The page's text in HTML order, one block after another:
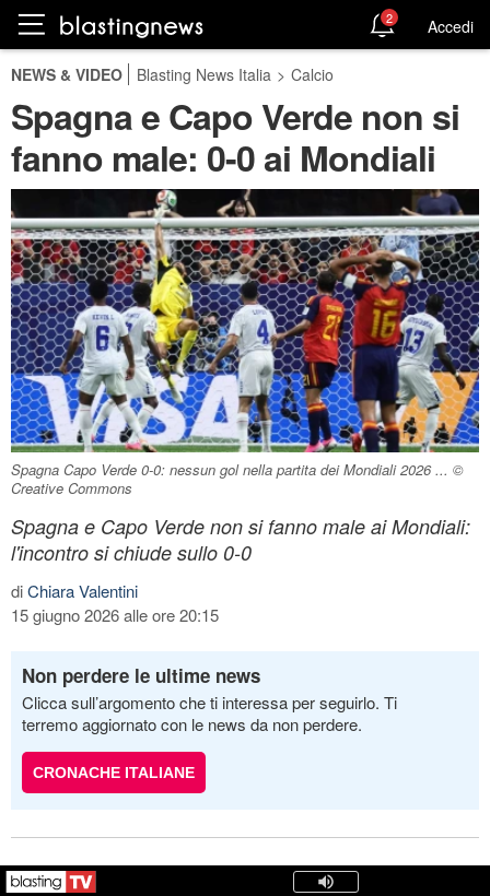
2 Accedi
NEWS & VIDEO Blasting News Italia > Calcio
Spagna e Capo Verde non si
fanno male: 0-0 ai Mondiali
Spagna Capo Verde 0-0: nessun gol nella partita dei Mondiali 2026 ... ©
Creative Commons
Spagna e Capo Verde non si fanno male ai Mondiali:
l'incontro si chiude sullo 0-0
diChiara Valentini
15 giugno 2026 alle ore 20:15
Non perdere le ultime news
Clicca sull’argomento che ti interessa per seguirlo. Ti
terremo aggiornato con le news da non perdere.
CRONACHE ITALIANE